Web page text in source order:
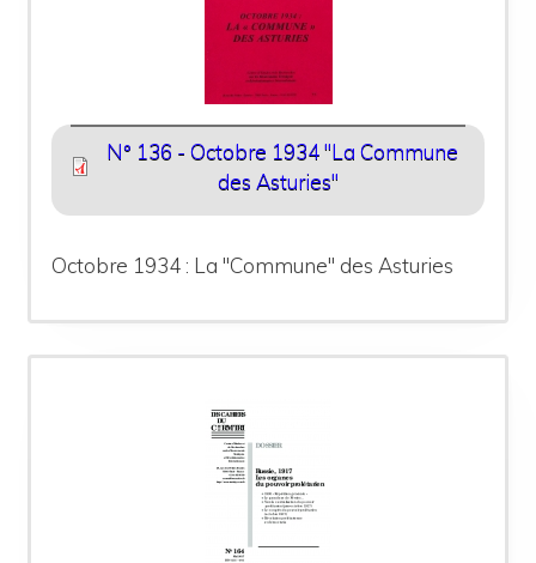
N° 136 - Octobre 1934 "La Commune
des Asturies"
Octobre 1934 : La "Commune" des Asturies